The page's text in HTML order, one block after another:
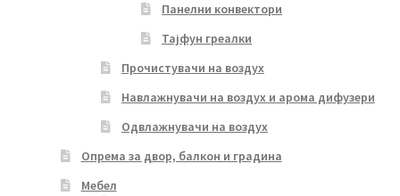
Панелни конвектори
Тајфун греалки
Прочистувачи на воздух
Навлажнувачи на воздух и арома дифузери
Одвлажнувачи на воздух
Опрема за двор, балкон и градина
Мебел